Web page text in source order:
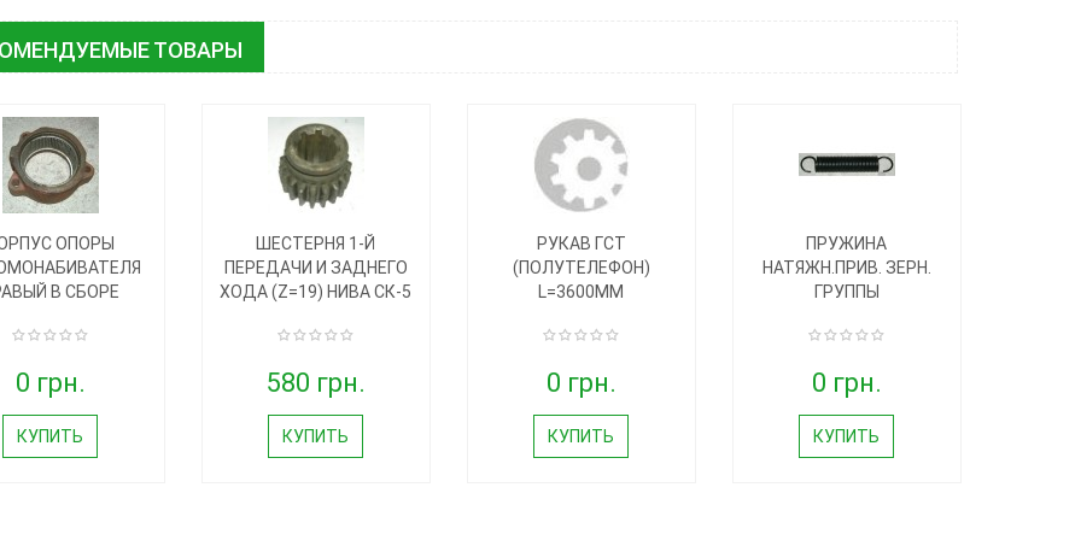
ТОВАРЫ
ОПОРЫ
В СБОРЕ
0 грн.
КУПИТЬ
ШЕСТЕРНЯ 1-Й
ПЕРЕДАЧИ И ЗАДНЕГО
ХОДА (Z=19) НИВА СК-5
580 грн.
КУПИТЬ
РУКАВ ГСТ
(ПОЛУТЕЛЕФОН)
L=3600MM
0 грн.
КУПИТЬ
ПРУЖИНА
НАТЯЖН.ПРИВ. ЗЕРН.
ГРУППЫ
0 грн.
КУПИТЬ